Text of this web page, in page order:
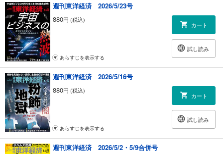
週刊東洋経済 2026/5/23号
880円 (税込)
カート
試し読み
あらすじを表示する
週刊東洋経済 2026/5/16号
880円 (税込)
カート
試し読み
あらすじを表示する
週刊東洋経済 2026/5/2・5/9合併号